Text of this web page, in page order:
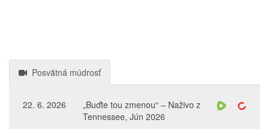
Posvätná múdrosť
22. 6. 2026
„Buďte tou zmenou“ – Naživo z
Tennessee, Jún 2026